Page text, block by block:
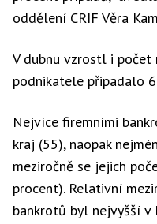
oddělení CRIF Věra
V dubnu vzrostl i počet
podnikatele připadalo
Nejvíce firemními
kraj (55), naopak
meziročně se jejich
procent). Relativní
bankrotů byl nejvyšší v